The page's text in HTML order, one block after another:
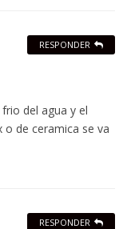
del agua y el
o de ceramica se va
RESPONDER
RESPONDER